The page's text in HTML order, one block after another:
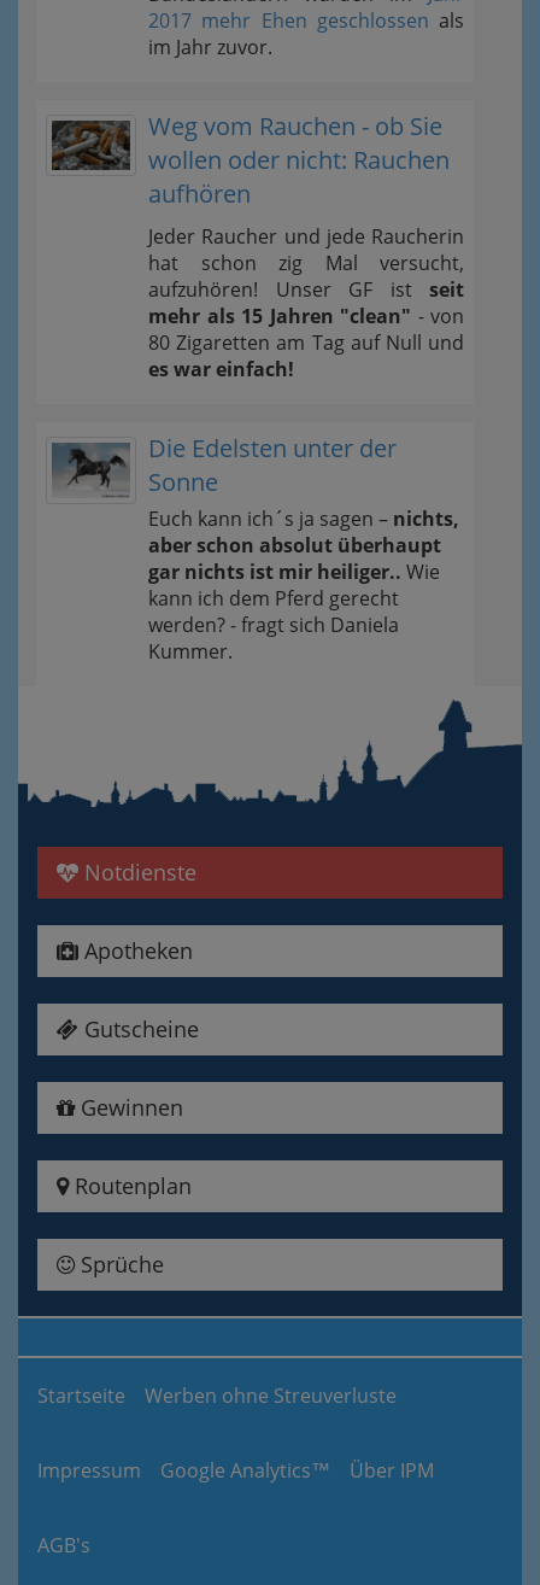
2017 mehr Ehen geschlossen als
im Jahr zuvor.
Weg vom Rauchen - ob Sie
wollen oder nicht: Rauchen
aufhören
Jeder Raucher und jede Raucherin
hat schon zig Mal versucht,
aufzuhören! Unser GF ist seit
mehr als 15 Jahren "clean" - von
80 Zigaretten am Tag auf Null und
es war einfach!
Die Edelsten unter der
Sonne
Euch kann ich´s ja sagen – nichts,
aber schon absolut überhaupt
gar nichts ist mir heiliger.. Wie
kann ich dem Pferd gerecht
werden? - fragt sich Daniela
Kummer.
Notdienste
Apotheken
Gutscheine
Gewinnen
Routenplan
Sprüche
Startseite Werben ohne Streuverluste
Impressum Google Analytics™ Über IPM
AGB's